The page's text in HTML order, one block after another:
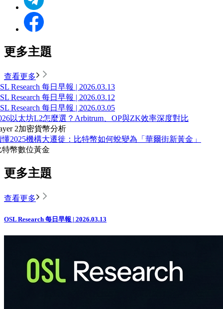
更多主題
查看更多
Research 每日早報 | 2026.03.13
Research 每日早報 | 2026.03.12
Research 每日早報 | 2026.03.05
以太坊L2怎麼選？Arbitrum、OP與ZK效率深度對比
2加密貨幣分析
懂2025機構大遷徙：比特幣如何蛻變為「華爾街新黃金」
特幣數位黃金
更多主題
查看更多
OSL Research 每日早報 | 2026.03.13